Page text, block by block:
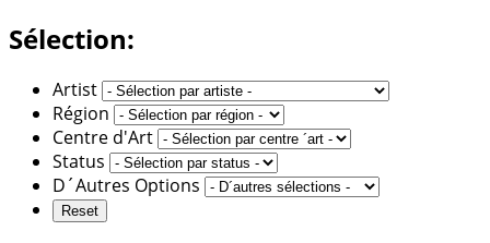
Sélection:
Artist
Région
Centre d'Art
Status
D´Autres Options